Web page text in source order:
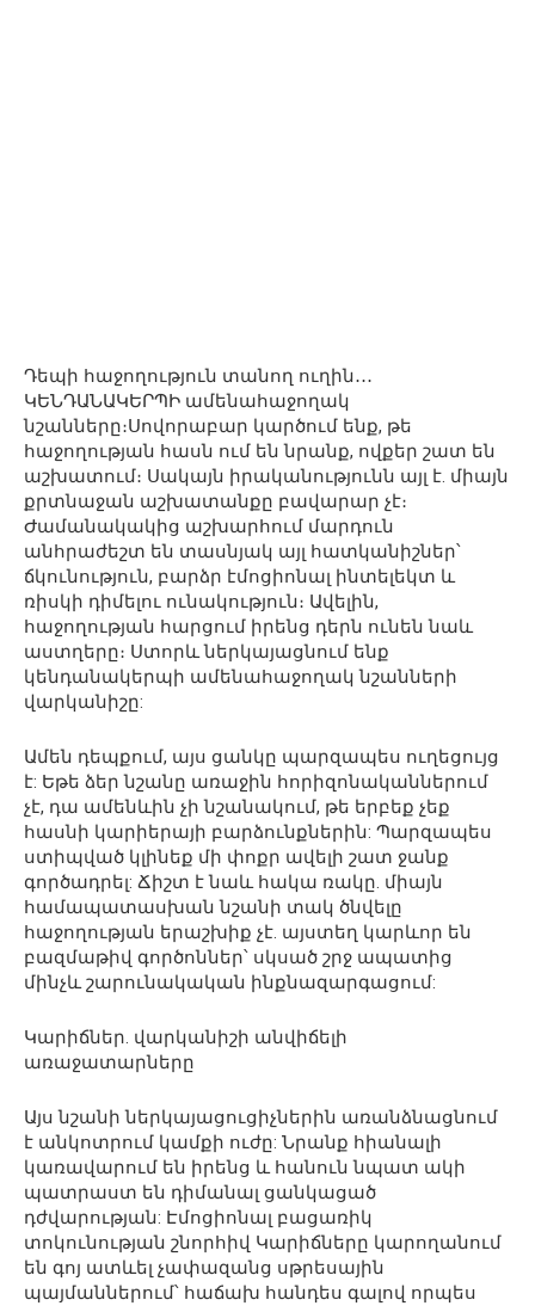
Դեպի հաջողություն տանող ուղին․․․
ԿԵՆԴԱՆԱԿԵՐՊԻ ամենահաջողակ
նշանները։Սովորաբար կարծում ենք, թե
հաջողության հասն ում են նրանք, ովքեր շատ են
աշխատում։ Սակայն իրականությունն այլ է. միայն
քրտնաջան աշխատանքը բավարար չէ։
Ժամանակակից աշխարհում մարդուն
անհրաժեշտ են տասնյակ այլ հատկանիշներ՝
ճկունություն, բարձր էմոցիոնալ ինտելեկտ և
ռիսկի դիմելու ունակություն։ Ավելին,
հաջողության հարցում իրենց դերն ունեն նաև
աստղերը։ Ստորև ներկայացնում ենք
կենդանակերպի ամենահաջողակ նշանների
վարկանիշը:
Ամեն դեպքում, այս ցանկը պարզապես ուղեցույց
է: Եթե ձեր նշանը առաջին հորիզոնականներում
չէ, դա ամենևին չի նշանակում, թե երբեք չեք
հասնի կարիերայի բարձունքներին: Պարզապես
ստիպված կլինեք մի փոքր ավելի շատ ջանք
գործադրել: Ճիշտ է նաև հակա ռակը. միայն
համապատասխան նշանի տակ ծնվելը
հաջողության երաշխիք չէ. այստեղ կարևոր են
բազմաթիվ գործոններ՝ սկսած շրջ ապատից
մինչև շարունակական ինքնազարգացում:
Կարիճներ. վարկանիշի անվիճելի
առաջատարները
Այս նշանի ներկայացուցիչներին առանձնացնում
է անկոտրում կամքի ուժը: Նրանք հիանալի
կառավարում են իրենց և հանուն նպատ ակի
պատրաստ են դիմանալ ցանկացած
դժվարության: Էմոցիոնալ բացառիկ
տոկունության շնորհիվ Կարիճները կարողանում
են գոյ ատևել չափազանց սթրեսային
պայմաններում՝ հաճախ հանդես գալով որպես